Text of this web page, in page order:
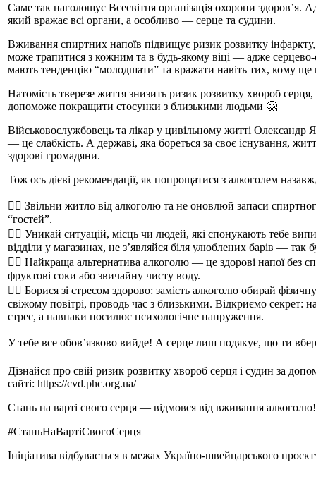
Саме так наголошує Всесвітня організація охорони здоровʼя.
який вражає всі органи, а особливо — серце та судини.
Вживання спиртних напоїв підвищує ризик розвитку інфаркту,
може трапитися з кожним та в будь-якому віці — адже
мають тенденцію “молодшати” та вражати навіть тих, кому ще
Натомість тверезе життя знизить ризик розвитку хвороб
допоможе покращити стосунки з близькими людьми 🤗
Військовослужбовець та лікар у цивільному житті Олександр
— це слабкість. А державі, яка бореться за своє існування,
здорові громадяни.
Тож ось дієві рекомендації, як попрощатися з алкоголем
👉🏻 Звільни житло від алкоголю та не оновлюй запаси
“гостей”.
👉🏻 Уникай ситуацій, місць чи людей, які спонукають тебе
відділи у магазинах, не з’являйся біля улюблених барів — так
👉🏻 Найкраща альтернатива алкоголю — це здорові напої без
фруктові соки або звичайну чисту воду.
👉🏻 Борися зі стресом здорово: замість алкоголю обирай
свіжому повітрі, проводь час з близькими. Відкриємо секрет:
стрес, а навпаки посилює психологічне напруження.
У тебе все обов’язково вийде! А серце лиш подякує, що ти
Дізнайся про свій ризик розвитку хвороб серця і судин за
сайті: https://cvd.phc.org.ua/
Стань на варті свого серця — відмовся від вживання алкоголю!
#СтаньНаВартіСвогоСерця
Ініціатива відбувається в межах Україно-швейцарського